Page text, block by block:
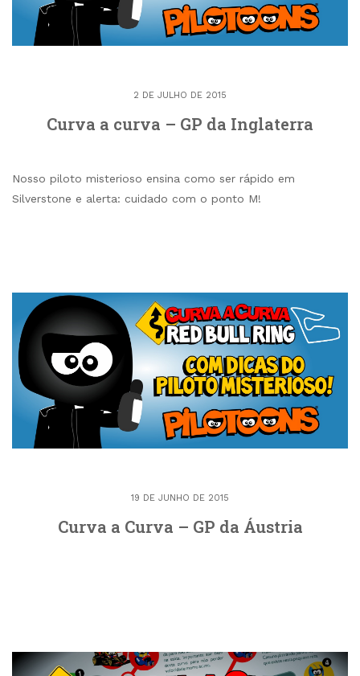
2 DE JULHO DE 2015
Curva a curva – GP da Inglaterra
Nosso piloto misterioso ensina como ser rápido em
Silverstone e alerta: cuidado com o ponto M!
19 DE JUNHO DE 2015
Curva a Curva – GP da Áustria